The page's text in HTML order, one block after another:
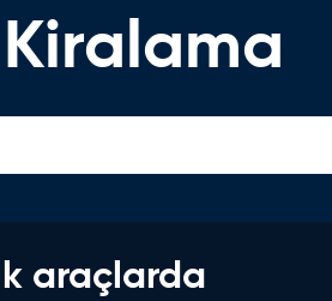
araçlarda